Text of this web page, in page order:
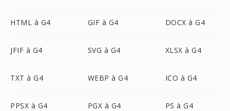
HTML à G4 GIF à G4 DOCX à G4
JFIF à G4 SVG à G4 XLSX à G4
TXT à G4 WEBP à G4 ICO à G4
PPSX à G4 PGX à G4 PS à G4